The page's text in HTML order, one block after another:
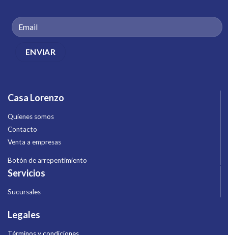
Casa Lorenzo
Quienes somos
Contacto
Venta a empresas
Botón de arrepentimiento
Servicios
Sucursales
Legales